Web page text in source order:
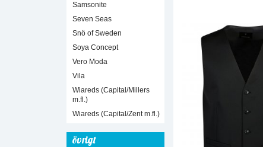
Samsonite
Seven Seas
Snö of Sweden
Soya Concept
Vero Moda
Vila
Wiareds (Capital/Millers
m.fl.)
Wiareds (Capital/Zent m.fl.)
övrigt